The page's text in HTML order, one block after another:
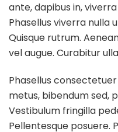
ante, dapibus in,
Phasellus viverra nulla
Quisque rutrum.
vel augue. Curabitur
Phasellus
metus, bibendum sed,
Vestibulum fringilla
Pellentesque posuere.